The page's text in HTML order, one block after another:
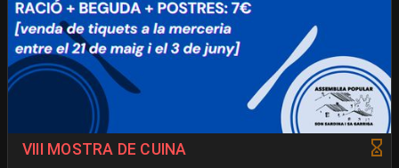
VIII MOSTRA DE CUINA